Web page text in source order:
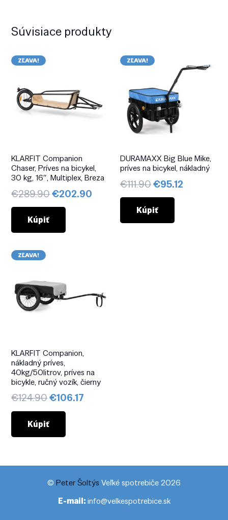
Súvisiace produkty
ZĽAVA!
KLARFIT Companion
Chaser, Príves na bicykel,
30 kg, 16″, Multiplex, Breza
€289.90Pôvodná
cena
€289.90.
€202.90
Kúpiť
ZĽAVA!
DURAMAXX Big Blue Mike,
príves na bicykel, nákladný
€111.90Pôvodná
cena
bola:
€111.90.
€95.12
Kúpiť
ZĽAVA!
KLARFIT Companion,
nákladný príves,
40kg/50litrov, príves na
bicykle, ručný vozík, čierny
€124.90Pôvodná
cena
bola:
€124.90.
€106.17
Kúpiť
© Peter Šoltýs Veľké spotrebiče 2026
E-mail:info@velkespotrebice.sk